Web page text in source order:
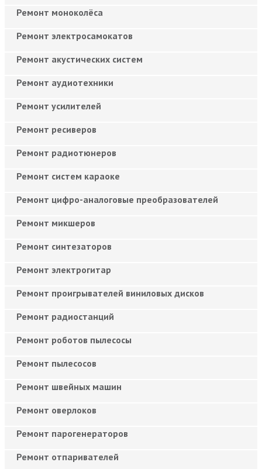
Ремонт моноколёса
Ремонт электросамокатов
Ремонт акустических систем
Ремонт аудиотехники
Ремонт усилителей
Ремонт ресиверов
Ремонт радиотюнеров
Ремонт систем караоке
Ремонт цифро-аналоговые преобразователей
Ремонт микшеров
Ремонт синтезаторов
Ремонт электрогитар
Ремонт проигрывателей виниловых дисков
Ремонт радиостанций
Ремонт роботов пылесосы
Ремонт пылесосов
Ремонт швейных машин
Ремонт оверлоков
Ремонт парогенераторов
Ремонт отпаривателей